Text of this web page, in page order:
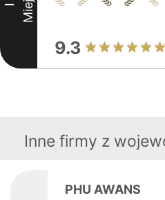
I
9.3
Inne firmy z
PHU AWANS